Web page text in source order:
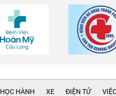
HỌC HÀNH XE ĐIỆN TỬ